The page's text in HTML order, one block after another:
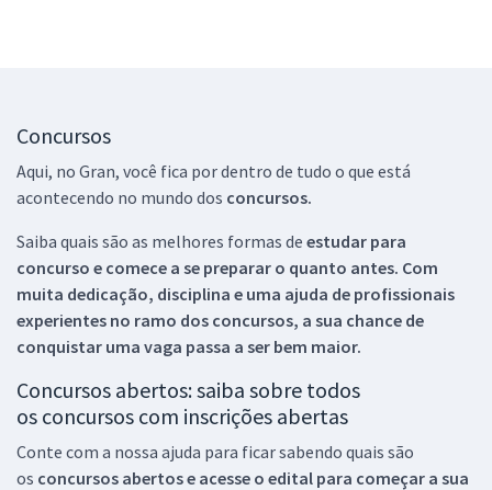
Concursos
Aqui, no Gran, você fica por dentro de tudo o que está
acontecendo no mundo dos concursos.
Saiba quais são as melhores formas de estudar para
concurso e comece a se preparar o quanto antes. Com
muita dedicação, disciplina e uma ajuda de profissionais
experientes no ramo dos concursos, a sua chance de
conquistar uma vaga passa a ser bem maior.
Concursos abertos: saiba sobre todos
os concursos com inscrições abertas
Conte com a nossa ajuda para ficar sabendo quais são
os concursos abertos e acesse o edital para começar a sua